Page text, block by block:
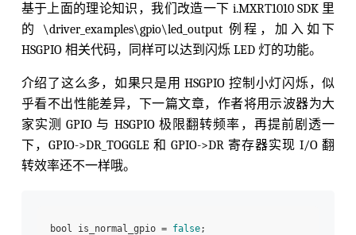
基于上面的理论知识，我们改造一下 i.MXRT1010 SDK 里
的 \driver_examples\gpio\led_output 例程，加入如下
HSGPIO 相关代码，同样可以达到闪烁 LED 灯的功能。
介绍了这么多，如果只是用 HSGPIO 控制小灯闪烁，似
乎看不出性能差异，下一篇文章，作者将用示波器为大
家实测 GPIO 与 HSGPIO 极限翻转频率，再提前剧透一
下，GPIO->DR_TOGGLE 和 GPIO->DR 寄存器实现 I/O 翻
转效率还不一样哦。
bool is_normal_gpio = false;